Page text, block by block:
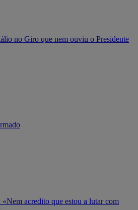
no Giro que nem ouviu o Presidente
acredito que estou a lutar com